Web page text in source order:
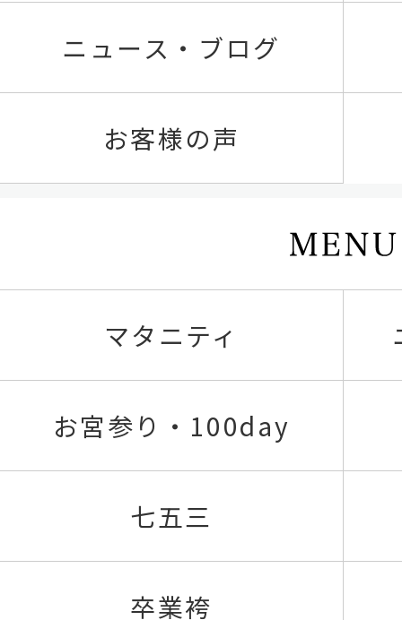
ニュース・ブログ
お客様の声
マタニティ
お宮参り・100day
七五三
卒業袴